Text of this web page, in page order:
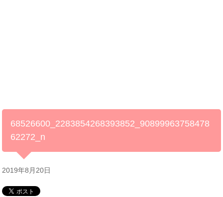
68526600_2283854268393852_90899963758478
62272_n
2019年8月20日